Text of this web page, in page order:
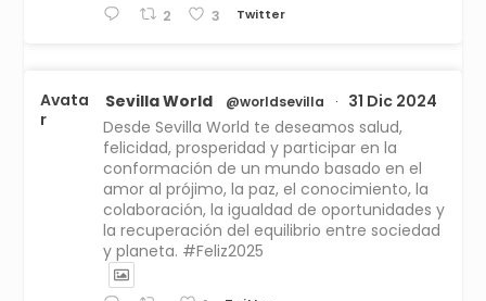
2 3 Twitter
Avata
r
Sevilla World @worldsevilla ·
31 Dic 2024
Desde Sevilla World te deseamos salud,
felicidad, prosperidad y participar en la
conformación de un mundo basado en el
amor al prójimo, la paz, el conocimiento, la
colaboración, la igualdad de oportunidades y
la recuperación del equilibrio entre sociedad
y planeta. #Feliz2025